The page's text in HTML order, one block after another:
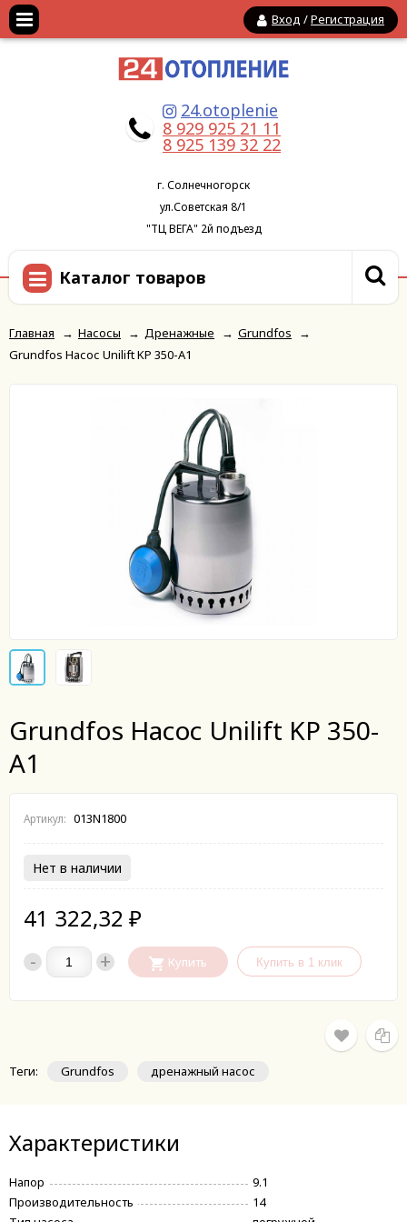
Вход /Регистрация
24.otoplenie
8 929 925 21 11
8 925 139 32 22
г. Солнечногорск
ул.Советская 8/1
"ТЦ ВЕГА" 2й подъезд
Каталог товаров
Главная → Насосы → Дренажные → Grundfos
→
Grundfos Насос Unilift KP 350-A1
Grundfos Насос Unilift KP 350-
A1
Артикул: 013N1800
Нет в наличии
41 322,32 ₽
- + Купить
Теги: Grundfos дренажный насос
Характеристики
Напор
9.1
Производительность
14